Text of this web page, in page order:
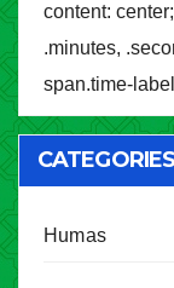
content:
.minutes,
span.time-
CATEGORIES
Humas